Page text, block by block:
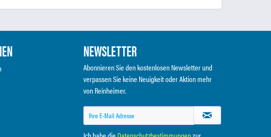
NEWSLETTER
Abonnieren Sie den kostenlosen Newsletter und
verpassen Sie keine Neuigkeit oder Aktion mehr
von Reinheimer.